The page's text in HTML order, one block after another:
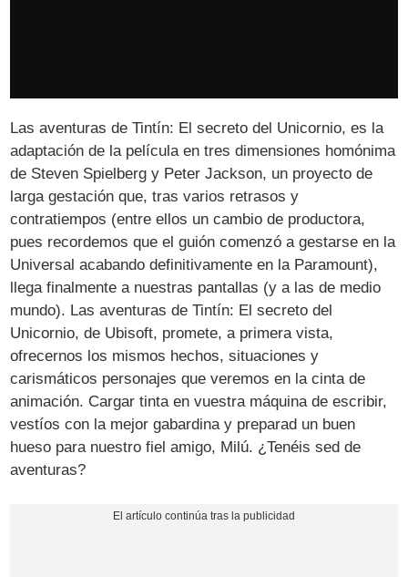
Las aventuras de Tintín: El secreto del Unicornio, es la
adaptación de la película en tres dimensiones homónima
de Steven Spielberg y Peter Jackson, un proyecto de
larga gestación que, tras varios retrasos y
contratiempos (entre ellos un cambio de productora,
pues recordemos que el guión comenzó a gestarse en la
Universal acabando definitivamente en la Paramount),
llega finalmente a nuestras pantallas (y a las de medio
mundo). Las aventuras de Tintín: El secreto del
Unicornio, de Ubisoft, promete, a primera vista,
ofrecernos los mismos hechos, situaciones y
carismáticos personajes que veremos en la cinta de
animación. Cargar tinta en vuestra máquina de escribir,
vestíos con la mejor gabardina y preparad un buen
hueso para nuestro fiel amigo, Milú. ¿Tenéis sed de
aventuras?